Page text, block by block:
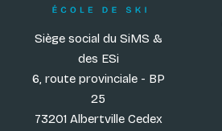
Siège social du SiMS &
des ESi
6, route provinciale - BP
25
73201 Albertville Cedex